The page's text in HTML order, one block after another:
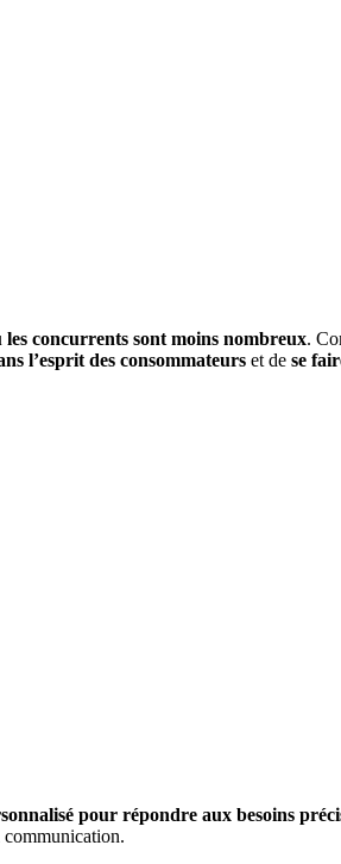
concurrents sont moins nombreux.
l’esprit des consommateurs et de se
pour répondre aux besoins
communication.